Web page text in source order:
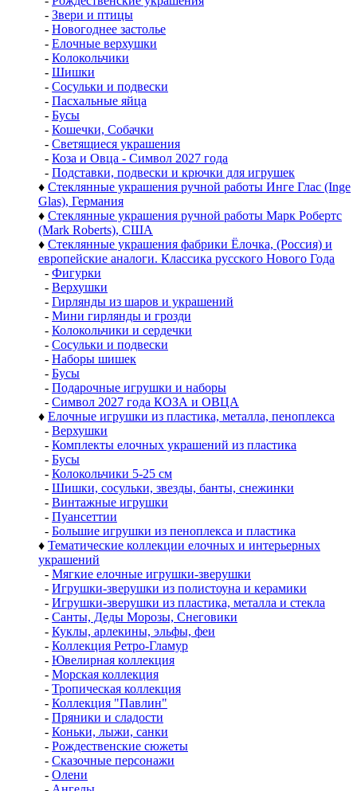
- Звери и птицы
- Новогоднее застолье
- Елочные верхушки
- Колокольчики
- Шишки
- Сосульки и подвески
- Пасхальные яйца
- Бусы
- Кошечки, Собачки
- Светящиеся украшения
- Коза и Овца - Символ 2027 года
- Подставки, подвески и крючки для игрушек
♦ Стеклянные украшения ручной работы Инге Глас (Inge
Glas), Германия
♦ Стеклянные украшения ручной работы Марк Робертс
(Mark Roberts), США
♦ Стеклянные украшения фабрики Ёлочка, (Россия) и
европейские аналоги. Классика русского Нового Года
- Фигурки
- Верхушки
- Гирлянды из шаров и украшений
- Мини гирлянды и грозди
- Колокольчики и сердечки
- Сосульки и подвески
- Наборы шишек
- Бусы
- Подарочные игрушки и наборы
- Символ 2027 года КОЗА и ОВЦА
♦ Елочные игрушки из пластика, металла, пеноплекса
- Верхушки
- Комплекты елочных украшений из пластика
- Бусы
- Колокольчики 5-25 см
- Шишки, сосульки, звезды, банты, снежинки
- Винтажные игрушки
- Пуансеттии
- Большие игрушки из пеноплекса и пластика
♦ Тематические коллекции елочных и интерьерных
украшений
- Мягкие елочные игрушки-зверушки
- Игрушки-зверушки из полистоуна и керамики
- Игрушки-зверушки из пластика, металла и стекла
- Санты, Деды Морозы, Снеговики
- Куклы, арлекины, эльфы, феи
- Коллекция Ретро-Гламур
- Ювелирная коллекция
- Морская коллекция
- Тропическая коллекция
- Коллекция "Павлин"
- Пряники и сладости
- Коньки, лыжи, санки
- Рождественские сюжеты
- Сказочные персонажи
- Олени